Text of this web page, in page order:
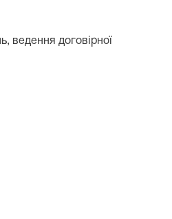
ведення договірної